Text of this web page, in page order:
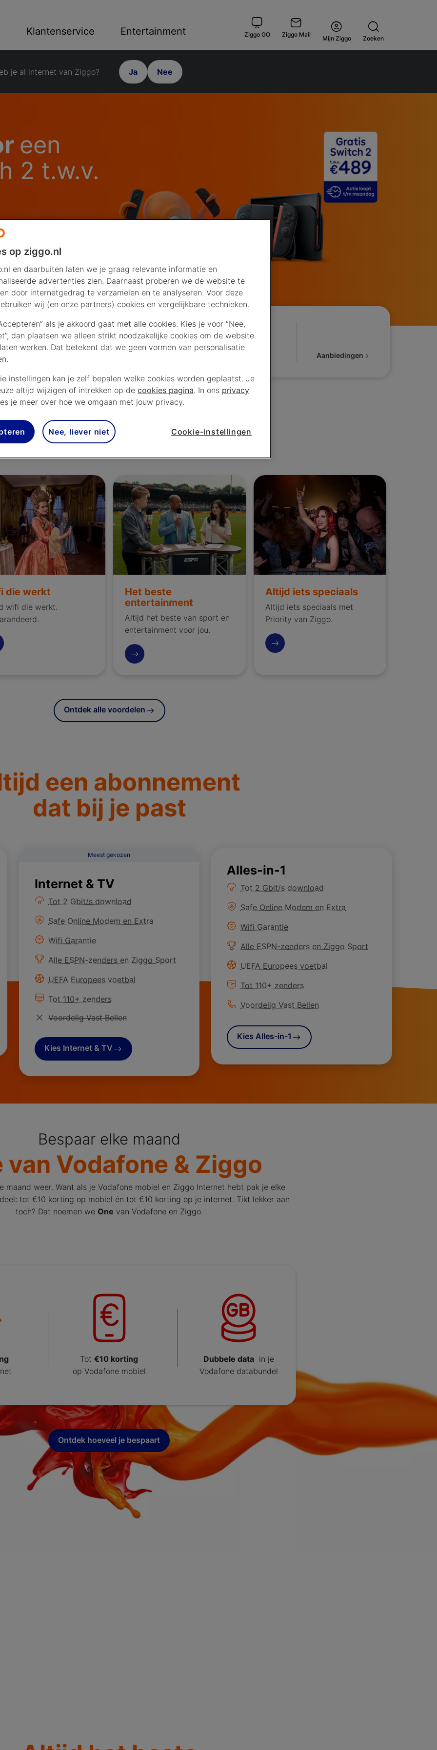
Klantenservice Entertainment Ziggo GO Ziggo Mail Open
Mijn Ziggo
Zoeken
je al internet van Ziggo? Ja Nee
een
2 t.w.v.
Aanbiedingen
altijd alles netwerk
die werkt
wifi die werkt.
onze Wifi Garantie
Het beste entertainment
Het beste
entertainment
Altijd het beste van sport en
entertainment voor jou.
Alles over sport en entertaintment
Altijd iets speciaals
Altijd iets speciaals
Altijd iets speciaals met
Priority van Ziggo.
Dit is Priority van VodafoneZiggo
Ontdek alle voordelen
een abonnement
dat bij je past
Meest gekozen
Internet & TV
Meer informatie over
Tot 2 Gbit/s download
Meer informatie over
Safe Online Modem en Extra
Meer informatie over
Wifi Garantie
Meer informatie over
Alle ESPN-zenders en Ziggo Sport
Meer informatie over
UEFA Europees voetbal
Meer informatie over
Tot 110+ zenders
Niet van toepassing
Voordelig Vast Bellen
Kies Internet & TV
Alles-in-1
Meer informatie over
Tot 2 Gbit/s download
Meer informatie over
Safe Online Modem en Extra
Meer informatie over
Wifi Garantie
Meer informatie over
Alle ESPN-zenders en Ziggo Sport
Meer informatie over
UEFA Europees voetbal
Meer informatie over
Tot 110+ zenders
Meer informatie over
Voordelig Vast Bellen
Kies Alles-in-1
Bespaar elke maand
van Vodafone & Ziggo
maand weer. Want als je Vodafone mobiel en Ziggo Internet hebt pak je elke
tot €10 korting op mobiel én tot €10 korting op je internet. Tikt lekker aan
toch? Dat noemen we One van Vodafone en Ziggo.
Tot€10 korting
op Vodafone mobiel
Dubbele datain je
Vodafone databundel
Ontdek hoeveel je bespaart
op ziggo.nl
en daarbuiten laten we je graag relevante informatie en
advertenties zien. Daarnaast proberen we de website te
door internetgedrag te verzamelen en te analyseren. Voor deze
wij (en onze partners) cookies en vergelijkbare technieken.
als je akkoord gaat met alle cookies. Kies je voor “Nee,
dan plaatsen we alleen strikt noodzakelijke cookies om de website
werken. Dat betekent dat we geen vormen van personalisatie
instellingen kan je zelf bepalen welke cookies worden geplaatst. Je
altijd wijzigen of intrekken op de cookies pagina. In ons privacy
je meer over hoe we omgaan met jouw privacy.
Nee, liever niet Cookie-instellingen